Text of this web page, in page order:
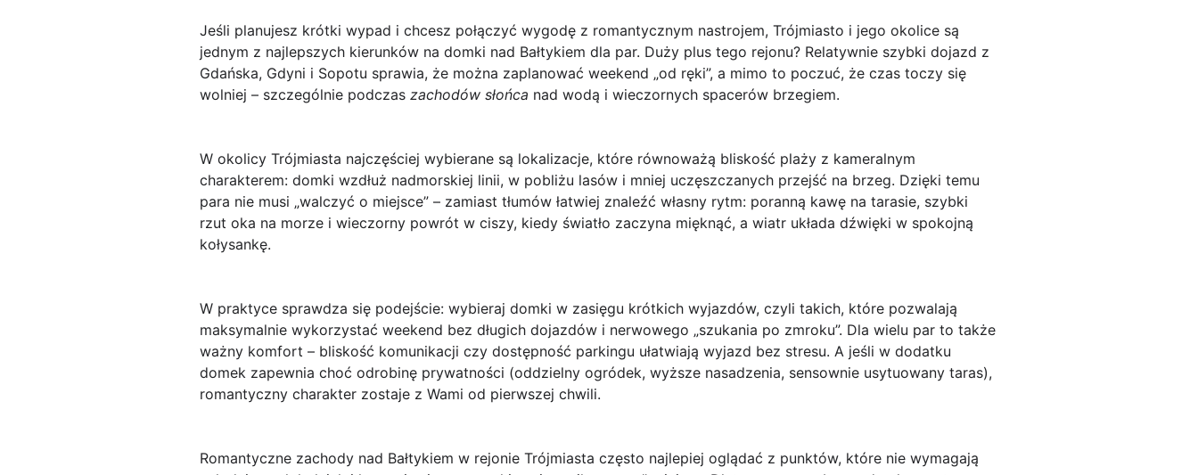
Jeśli planujesz krótki wypad i chcesz połączyć wygodę z romantycznym nastrojem, Trójmiasto i jego okolice są
jednym z najlepszych kierunków na domki nad Bałtykiem dla par. Duży plus tego rejonu? Relatywnie szybki dojazd z
Gdańska, Gdyni i Sopotu sprawia, że można zaplanować weekend „od ręki”, a mimo to poczuć, że czas toczy się
wolniej – szczególnie podczas zachodów słońca nad wodą i wieczornych spacerów brzegiem.
W okolicy Trójmiasta najczęściej wybierane są lokalizacje, które równoważą bliskość plaży z kameralnym
charakterem: domki wzdłuż nadmorskiej linii, w pobliżu lasów i mniej uczęszczanych przejść na brzeg. Dzięki temu
para nie musi „walczyć o miejsce” – zamiast tłumów łatwiej znaleźć własny rytm: poranną kawę na tarasie, szybki
rzut oka na morze i wieczorny powrót w ciszy, kiedy światło zaczyna mięknąć, a wiatr układa dźwięki w spokojną
kołysankę.
W praktyce sprawdza się podejście: wybieraj domki w zasięgu krótkich wyjazdów, czyli takich, które pozwalają
maksymalnie wykorzystać weekend bez długich dojazdów i nerwowego „szukania po zmroku”. Dla wielu par to także
ważny komfort – bliskość komunikacji czy dostępność parkingu ułatwiają wyjazd bez stresu. A jeśli w dodatku
domek zapewnia choć odrobinę prywatności (oddzielny ogródek, wyższe nasadzenia, sensownie usytuowany taras),
romantyczny charakter zostaje z Wami od pierwszej chwili.
Romantyczne zachody nad Bałtykiem w rejonie Trójmiasta często najlepiej oglądać z punktów, które nie wymagają